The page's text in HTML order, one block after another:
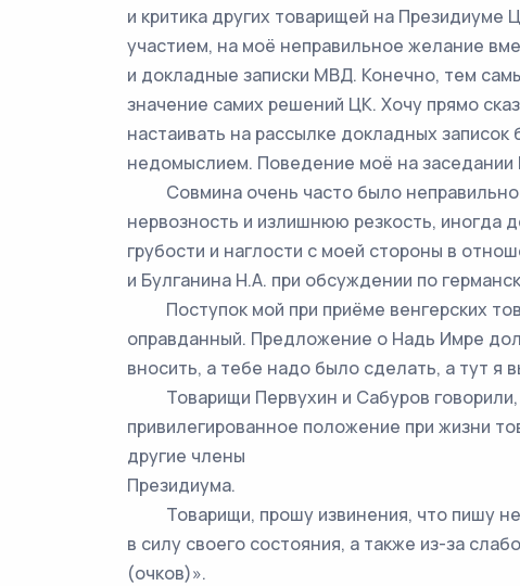
и критика других товарищей на Президиуме
участием, на моё неправильное желание
и докладные записки МВД. Конечно, тем
значение самих решений ЦК. Хочу прямо
настаивать на рассылке докладных
недомыслием. Поведение моё на
Совмина очень часто было
нервозность и излишнюю резкость, иногда
грубости и наглости с моей стороны в
и Булганина H.A. при обсуждении по
Поступок мой при приёме венгерских
оправданный. Предложение о Надь Имре
вносить, a тебе надо было сделать, а тут я
Товарищи Первухин и Сабуров говорили,
привилегированное положение при жизни
другие члены
Президиума.
Товарищи, прошу извинения, что пишу не
в силу своего состояния, а также из-за
(очков)».